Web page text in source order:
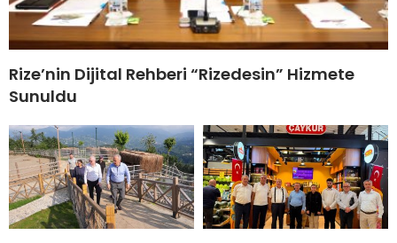
Rize’nin Dijital Rehberi “Rizedesin” Hizmete
Sunuldu